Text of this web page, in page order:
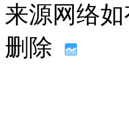
来源网络
删除